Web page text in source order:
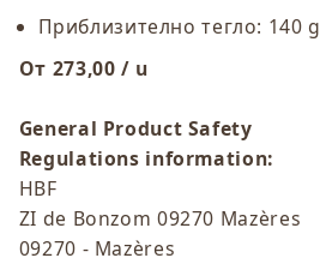
Приблизително тегло: 140 g
От 273,00 / u
General Product Safety
Regulations information:
HBF
ZI de Bonzom 09270 Mazères
09270 - Mazères